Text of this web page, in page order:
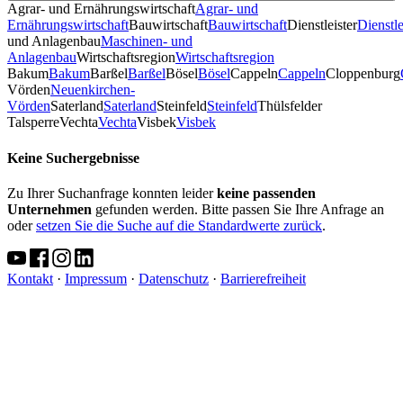
Agrar- und ErnährungswirtschaftAgrar- und
ErnährungswirtschaftBauwirtschaftBauwirtschaftDienstleister
und AnlagenbauMaschinen- und
AnlagenbauWirtschaftsregionWirtschaftsregion
BakumBakumBarßelBarßelBöselBöselCappelnCappelnCloppenburg
VördenNeuenkirchen-
VördenSaterlandSaterlandSteinfeldSteinfeldThülsfelder
TalsperreVechtaVechtaVisbekVisbek
Keine Suchergebnisse
Zu Ihrer Suchanfrage konnten leiderkeine passenden
Unternehmen gefunden werden. Bitte passen Sie Ihre Anfrage an
odersetzen Sie die Suche auf die Standardwerte zurück.
Kontakt · Impressum · Datenschutz · Barrierefreiheit